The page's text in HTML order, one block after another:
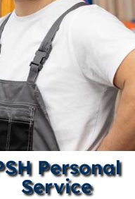
Personal
Service